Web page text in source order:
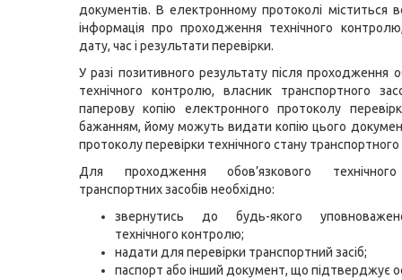
документів. В електронному протоколі міститься
інформація про проходження технічного
дату, час і результати перевірки.
У разі позитивного результату після проходження
технічного контролю, власник транспортного
паперову копію електронного протоколу
бажанням, йому можуть видати копію цього
протоколу перевірки технічного стану транспортного
Для проходження обов’язкового
транспортних засобів необхідно:
звернутись до будь-якого
технічного контролю;
надати для перевірки транспортний засіб;
паспорт або інший документ, що підтверджує